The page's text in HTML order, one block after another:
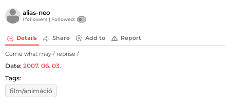
alias-neo
1 followers | Followed:
Details Share Add to Report
Come what may / reprise /
Date: 2007. 06. 03.
Tags:
film/animáció